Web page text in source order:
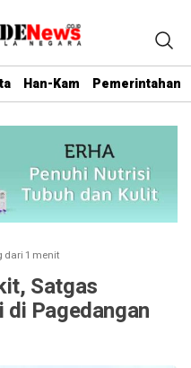
Han-Kam Pemerintahan
dari 1 menit
Satgas
di Pagedangan